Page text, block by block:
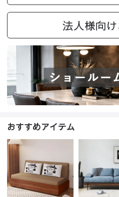
法人様向
おすすめアイテム